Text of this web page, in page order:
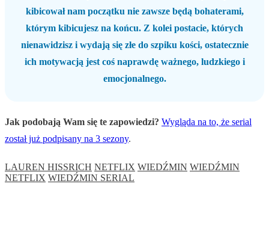
kibicował nam początku nie zawsze będą bohaterami,
którym kibicujesz na końcu. Z kolei postacie, których
nienawidzisz i wydają się złe do szpiku kości, ostatecznie
ich motywacją jest coś naprawdę ważnego, ludzkiego i
emocjonalnego.
Jak podobają Wam się te zapowiedzi? Wygląda na to, że serial
został już podpisany na 3 sezony.
LAUREN HISSRICH NETFLIX WIEDŹMIN WIEDŹMIN
NETFLIX WIEDŹMIN SERIAL